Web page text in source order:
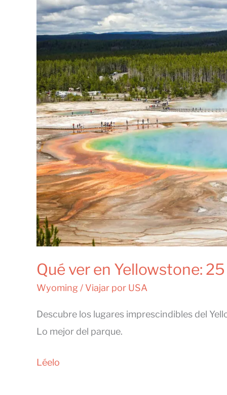
National
Park
Preparativos
Qué ver en Yellowstone:
Wyoming/ Viajar por USA
Descubre los lugares imprescindibles del
Lo mejor del parque.
Qué
Léelo